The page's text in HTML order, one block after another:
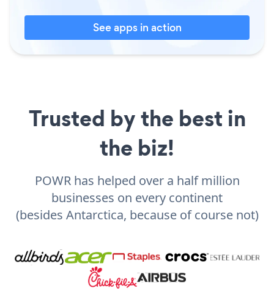
See apps in action
Trusted by the best in
the biz!
POWR has helped over a half million
businesses on every continent
(besides Antarctica, because of course not)